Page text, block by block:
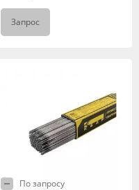
Запрос
По запросу